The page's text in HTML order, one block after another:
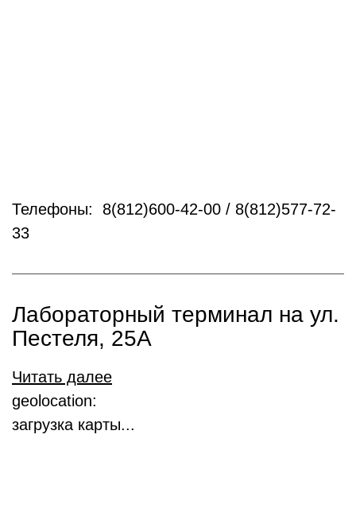
Телефоны: 8(812)600-42-00 / 8(812)577-72-
33
Лабораторный терминал на ул.
Пестеля, 25А
Читать далее
geolocation:
загрузка карты...